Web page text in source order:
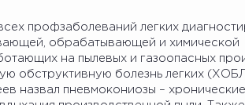
профзаболеваний легких
обрабатывающей и химической
на пылевых и газоопасных
обструктивную болезнь легких
назвал пневмокониозы –